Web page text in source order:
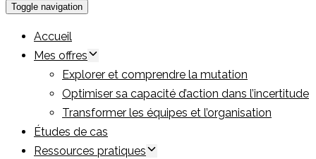
Toggle navigation
Accueil
Mes offres
Explorer et comprendre la mutation
Optimiser sa capacité d’action dans l’incertitude
Transformer les équipes et l’organisation
Études de cas
Ressources pratiques